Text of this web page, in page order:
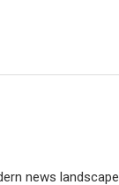
news landscape.